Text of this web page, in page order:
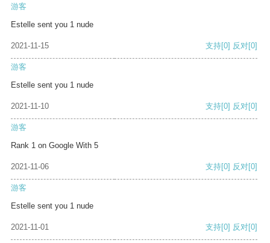
游客
Estelle sent you 1 nude
2021-11-15 支持[0] 反对[0]
游客
Estelle sent you 1 nude
2021-11-10 支持[0] 反对[0]
游客
Rank 1 on Google With 5
2021-11-06 支持[0] 反对[0]
游客
Estelle sent you 1 nude
2021-11-01 支持[0] 反对[0]